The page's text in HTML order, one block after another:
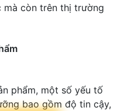
mà còn trên thị trường
phẩm, một số yếu tố
bao gồm độ tin cậy,